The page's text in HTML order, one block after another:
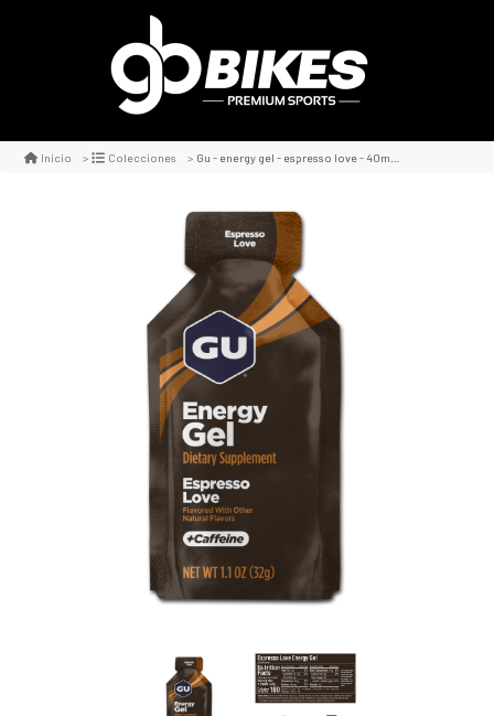
Inicio Colecciones Gu - energy gel - espresso love - 40mg cafeína